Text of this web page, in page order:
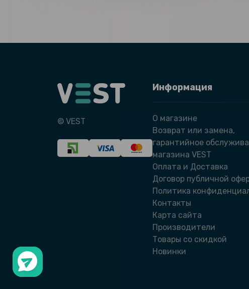
© VEST
Информация
О магазине
Возврат или замена,
гарантийное
магазина VEST
Оплата и Доставка
Договор публичной
Политика
Контакты
Карта сайта
Производители
Товары со скидкой
Новинки